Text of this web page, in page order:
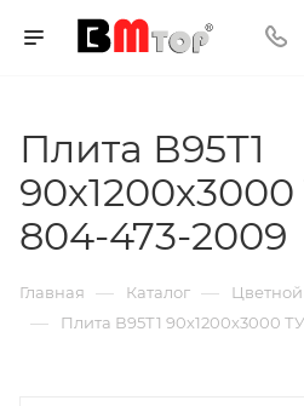
Плита В95Т1
90х1200х3000
804-473-2009
Главная — Каталог —
— Плита В95Т1 90х1200х3000